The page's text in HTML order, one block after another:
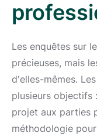
Les enquêtes sur
précieuses, mais
d'elles-mêmes.
plusieurs objectifs
projet aux parties
méthodologie